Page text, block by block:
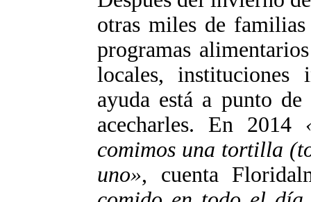
otras miles de
programas
locales, instituciones
ayuda está a punto
acecharles. En 2014
comimos una tortilla
uno», cuenta